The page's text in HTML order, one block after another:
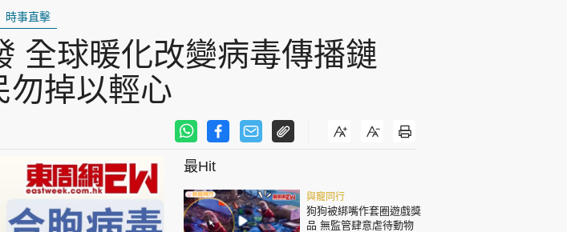
時事直擊
全球暖化改變病毒傳播鏈
勿掉以輕心
最Hit
與寵同行
狗狗被綁嘴作套圈遊戲獎
品 無監管肆意虐待動物